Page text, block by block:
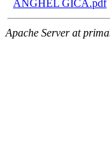
ANGHEL GICA.pdf
Apache Server at